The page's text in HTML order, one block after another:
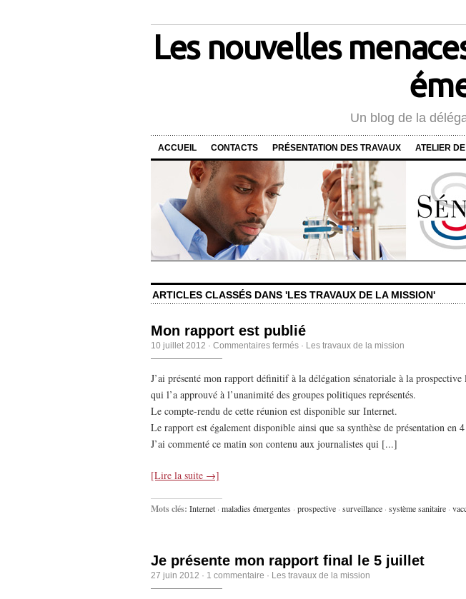
Les nouvelles
Un blog de la
ACCUEIL CONTACTS PRÉSENTATION DES TRAVAUX ATELIER
ARTICLES CLASSÉS DANS 'LES TRAVAUX DE LA MISSION'
Mon rapport est publié
10 juillet 2012 ·Commentaires fermés · Les travaux de la mission
J’ai présenté mon rapport définitif à la délégation sénatoriale à la
qui l’a approuvé à l’unanimité des groupes politiques représentés.
Le compte-rendu de cette réunion est disponible sur Internet.
Le rapport est également disponible ainsi que sa synthèse de présentation en 4
J’ai commenté ce matin son contenu aux journalistes qui [...]
[Lire la suite →]
Mots clés: Internet · maladies émergentes · prospective · surveillance · système sanitaire ·
Je présente mon rapport final le 5 juillet
27 juin 2012 · 1 commentaire · Les travaux de la mission